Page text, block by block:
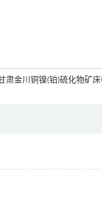
金川铜镍(铂)硫化物矿